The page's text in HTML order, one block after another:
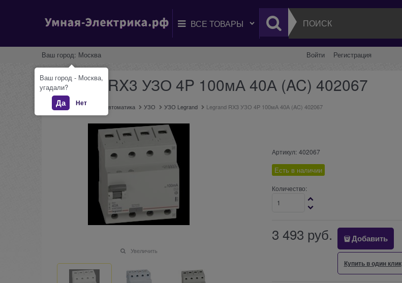
Ваш город: Москва Войти Регистрация
Legrand RX3 УЗО 4P 100мА 40А (AC) 402067
Главная Каталог Автоматика УЗО УЗО Legrand Legrand RX3 УЗО 4P 100мА 40А (AC) 402067
Увеличить
Артикул: 402067
Есть в наличии
Количество:
3 493 руб. Добавить
Купить в один клик
Ваш город - Москва,
угадали?
Да Нет